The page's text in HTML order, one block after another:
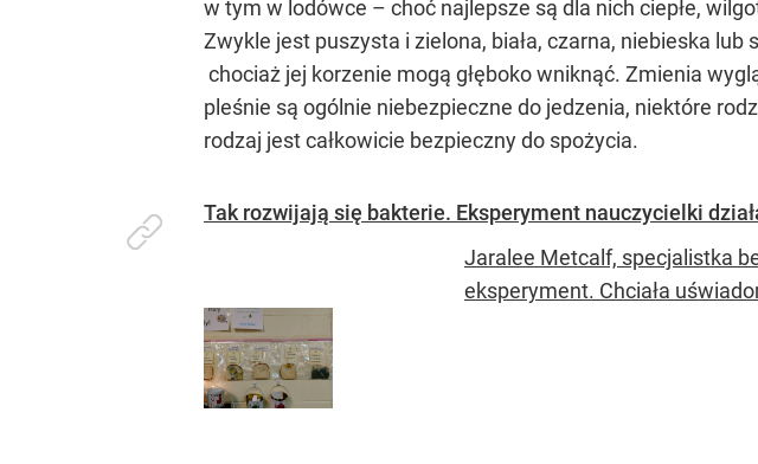
w tym w lodówce – choć najlepsze są dla nich ciepłe,
Zwykle jest puszysta i zielona, biała, czarna, niebieska
chociaż jej korzenie mogą głęboko wniknąć. Zmienia
pleśnie są ogólnie niebezpieczne do jedzenia, niektóre
rodzaj jest całkowicie bezpieczny do spożycia.
Tak rozwijają się bakterie. Eksperyment nauczycielki
Jaralee Metcalf, specjalistka
eksperyment. Chciała